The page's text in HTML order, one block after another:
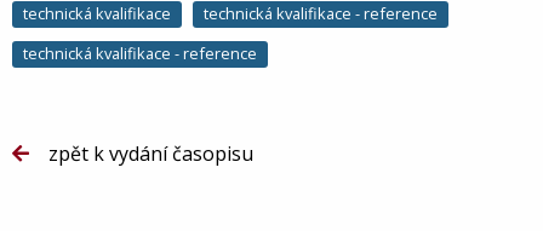
technická kvalifikace
technická kvalifikace - reference
technická kvalifikace - reference
zpět k vydání časopisu